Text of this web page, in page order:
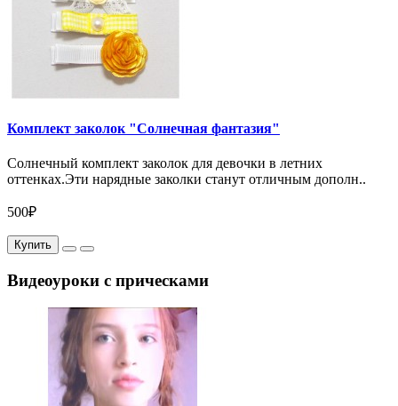
Комплект заколок "Солнечная фантазия"
Солнечный комплект заколок для девочки в летних
оттенках.Эти нарядные заколки станут отличным дополн..
500₽
Купить
Видеоуроки с прическами